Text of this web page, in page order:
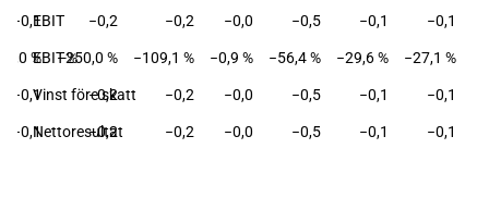
EBIT
−0,1 −0,2 −0,2 −0,0 −0,5 −0,1 −0,1
EBIT-%
% −250,0 % −109,1 % −0,9 % −56,4 % −29,6 % −27,1 %
Vinst före skatt
−0,1 −0,2 −0,2 −0,0 −0,5 −0,1 −0,1
Nettoresultat
−0,1 −0,2 −0,2 −0,0 −0,5 −0,1 −0,1